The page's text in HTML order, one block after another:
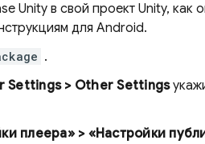
Unity в свой проект Unity, как
для Android.
.
Settings > Other Settings
плеера» > «Настройки